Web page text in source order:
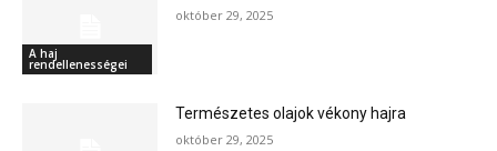
A haj
rendellenességei
október 29, 2025
Természetes olajok vékony hajra
október 29, 2025